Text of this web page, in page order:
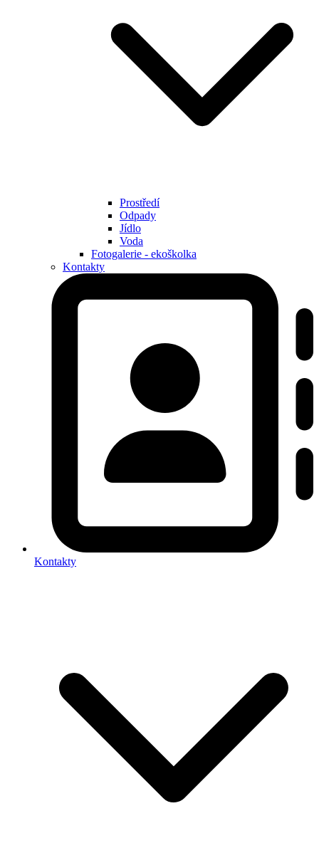
Prostředí
Odpady
Jídlo
Voda
Fotogalerie - ekoškolka
Kontakty
Kontakty